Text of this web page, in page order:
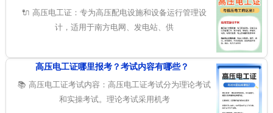
🔌 高压电工证：专为高压配电设施和设备运行管理设
计，适用于南方电网、发电站、供
高压电工证哪里报考？考试内容有哪些？
📚 高压电工证考试内容：高压电工证考试分为理论考试
和实操考试。理论考试采用机考